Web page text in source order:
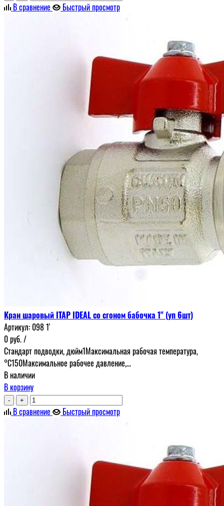
В сравнение Быстрый просмотр
Кран шаровый ITAP IDEAL со сгоном бабочка 1" (уп 6шт)
Артикул: 098 1'
0руб./
Стандарт подводки, дюйм1Максимальная рабочая температура,
°С150Максимальное рабочее давление,...
В наличии
В корзину
- +
В сравнение Быстрый просмотр